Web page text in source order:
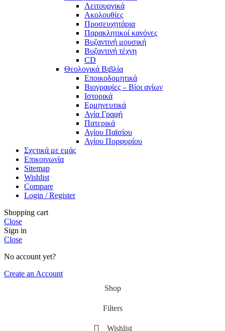
Λειτουργικά
Ακολουθίες
Προσευχητάρια
Παρακλητικοί κανόνες
Βυζαντινή μουσική
Βυζαντινή τέχνη
CD
Θεολογικά Βιβλία
Εποικοδομητικά
Βιογραφίες – Βίοι αγίων
Ιστορικά
Ερμηνευτικά
Αγία Γραφή
Πατερικά
Αγίου Παϊσίου
Αγίου Πορφυρίου
Σχετικά με εμάς
Επικοινωνία
Sitemap
Wishlist
Compare
Login / Register
Shopping cart
Close
Sign in
Close
No account yet?
Create an Account
Shop
Filters
Wishlist